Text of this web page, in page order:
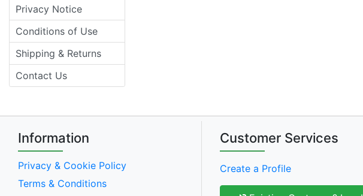
Privacy Notice
Conditions of Use
Shipping & Returns
Contact Us
Information
Privacy & Cookie Policy
Terms & Conditions
Customer Services
Create a Profile